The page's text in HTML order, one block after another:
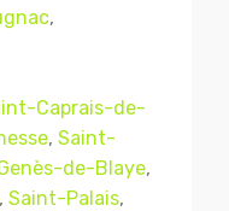
,
Caprais-de-
, Saint-
de-Blaye,
, Saint-Palais,